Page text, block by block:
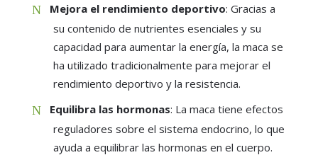
Mejora el rendimiento deportivo: Gracias a
su contenido de nutrientes esenciales y su
capacidad para aumentar la energía, la maca se
ha utilizado tradicionalmente para mejorar el
rendimiento deportivo y la resistencia.
Equilibra las hormonas: La maca tiene efectos
reguladores sobre el sistema endocrino, lo que
ayuda a equilibrar las hormonas en el cuerpo.